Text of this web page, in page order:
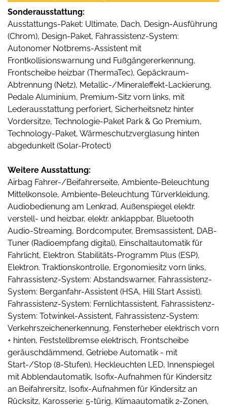
Sonderausstattung:
Ausstattungs-Paket: Ultimate, Dach, Design-Ausführung
(Chrom), Design-Paket, Fahrassistenz-System:
Autonomer Notbrems-Assistent mit
Frontkollisionswarnung und Fußgängererkennung,
Frontscheibe heizbar (ThermaTec), Gepäckraum-
Abtrennung (Netz), Metallic-/Mineraleffekt-Lackierung,
Pedale Aluminium, Premium-Sitz vorn links, mit
Lederausstattung perforiert, Sicherheitsnetz hinter
Vordersitze, Technologie-Paket Park & Go Premium,
Technology-Paket, Wärmeschutzverglasung hinten
abgedunkelt (Solar-Protect)
Weitere Ausstattung:
Airbag Fahrer-/Beifahrerseite, Ambiente-Beleuchtung
Mittelkonsole, Ambiente-Beleuchtung Türverkleidung,
Audiobedienung am Lenkrad, Außenspiegel elektr.
verstell- und heizbar, elektr. anklappbar, Bluetooth
Audio-Streaming, Bordcomputer, Bremsassistent, DAB-
Tuner (Radioempfang digital), Einschaltautomatik für
Fahrlicht, Elektron. Stabilitäts-Programm Plus (ESP),
Elektron. Traktionskontrolle, Ergonomiesitz vorn links,
Fahrassistenz-System: Abstandswarner, Fahrassistenz-
System: Berganfahr-Assistent (HSA, Hill Start Assist),
Fahrassistenz-System: Fernlichtassistent, Fahrassistenz-
System: Totwinkel-Assistent, Fahrassistenz-System:
Verkehrszeichenerkennung, Fensterheber elektrisch vorn
+ hinten, Feststellbremse elektrisch, Frontscheibe
geräuschdämmend, Getriebe Automatik - mit
Start-/Stop (8-Stufen), Heckleuchten LED, Innenspiegel
mit Abblendautomatik, Isofix-Aufnahmen für Kindersitz
an Beifahrersitz, Isofix-Aufnahmen für Kindersitz an
Rücksitz, Karosserie: 5-türig, Klimaautomatik 2-Zonen,